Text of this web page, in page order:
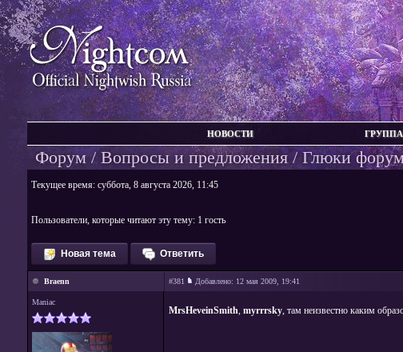
НОВОСТИ ГРУППА
Форум/Вопросы и предложения/ Глюки
Текущее время: суббота, 8 августа 2026, 11:45
Пользователи, которые читают эту тему: 1 гость
Новая тема Ответить
Braenn
Maniac
#381 Добавлено: 12 мая 2009, 19:41
MrsHeveinSmith, myrrrsky, там неизвестно каким